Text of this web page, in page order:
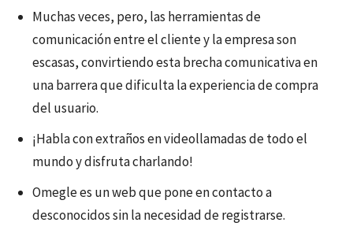
Muchas veces, pero, las herramientas de
comunicación entre el cliente y la empresa son
escasas, convirtiendo esta brecha comunicativa en
una barrera que dificulta la experiencia de compra
del usuario.
¡Habla con extraños en videollamadas de todo el
mundo y disfruta charlando!
Omegle es un web que pone en contacto a
desconocidos sin la necesidad de registrarse.